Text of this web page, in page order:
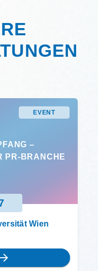
EVENT
–
PR-BRANCHE
Wien